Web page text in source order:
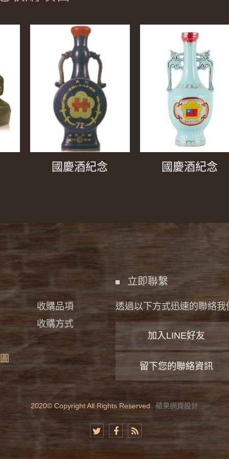
國慶酒紀念 國慶酒紀念
收購品項
收購方式
立即聯繫
透過以下方式迅速的聯絡我
加入LINE好友
留下您的聯絡資訊
2020© Copyright All Rights Reserved 蘋果網頁設計